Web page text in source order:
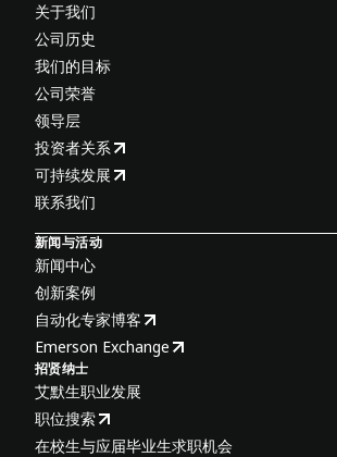
关于我们
公司历史
我们的目标
公司荣誉
领导层
投资者关系
可持续发展
联系我们
新闻与活动
新闻中心
创新案例
自动化专家博客
Emerson Exchange
招贤纳士
艾默生职业发展
职位搜索
在校生与应届毕业生求职机会